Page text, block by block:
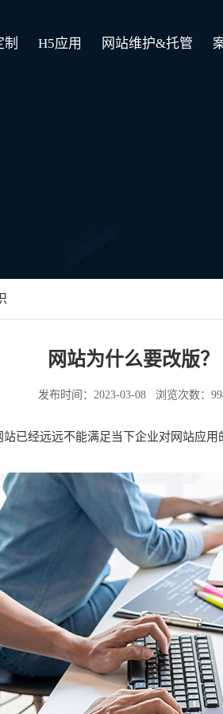
H5应用 网站维护&托管
网站为什么要改版？
发布时间：2023-03-08 浏览次数：
已经远远不能满足当下企业对网站应